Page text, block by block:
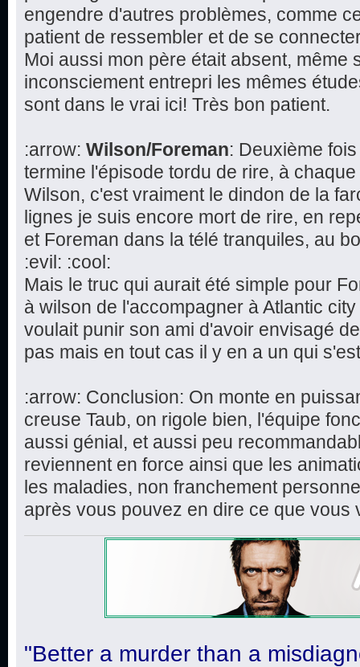
engendre d'autres problèmes, comme
patient de ressembler et de se
Moi aussi mon père était absent, même
inconsciement entrepri les mêmes
sont dans le vrai ici! Très bon patient.
:arrow: Wilson/Foreman: Deuxième
termine l'épisode tordu de rire, à
Wilson, c'est vraiment le dindon de la
lignes je suis encore mort de rire, en
et Foreman dans la télé tranquiles, au
:evil: :cool:
Mais le truc qui aurait été simple pour
à wilson de l'accompagner à Atlantic
voulait punir son ami d'avoir envisagé
pas mais en tout cas il y en a un qui
:arrow: Conclusion: On monte en
creuse Taub, on rigole bien, l'équipe
aussi génial, et aussi peu
reviennent en force ainsi que les
les maladies, non franchement
après vous pouvez en dire ce que vous
"Better a murder than a